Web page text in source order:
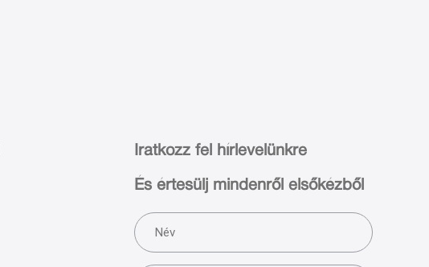
Iratkozz fel hírlevelünkre
És értesülj mindenről elsőkézből